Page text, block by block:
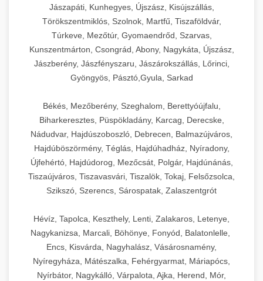
Jászapáti, Kunhegyes, Újszász, Kisújszállás,
Törökszentmiklós, Szolnok, Martfű, Tiszaföldvár,
Túrkeve, Mezőtúr, Gyomaendrőd, Szarvas,
Kunszentmárton, Csongrád, Abony, Nagykáta, Újszász,
Jászberény, Jászfényszaru, Jászárokszállás, Lőrinci,
Gyöngyös, Pásztó,Gyula, Sarkad
Békés, Mezőberény, Szeghalom, Berettyóújfalu,
Biharkeresztes, Püspökladány, Karcag, Derecske,
Nádudvar, Hajdúszoboszló, Debrecen, Balmazújváros,
Hajdúböszörmény, Téglás, Hajdúhadház, Nyíradony,
Újfehértó, Hajdúdorog, Mezőcsát, Polgár, Hajdúnánás,
Tiszaújváros, Tiszavasvári, Tiszalök, Tokaj, Felsőzsolca,
Szikszó, Szerencs, Sárospatak, Zalaszentgrót
Hévíz, Tapolca, Keszthely, Lenti, Zalakaros, Letenye,
Nagykanizsa, Marcali, Böhönye, Fonyód, Balatonlelle,
Encs, Kisvárda, Nagyhalász, Vásárosnamény,
Nyíregyháza, Mátészalka, Fehérgyarmat, Máriapócs,
Nyírbátor, Nagykálló, Várpalota, Ajka, Herend, Mór,